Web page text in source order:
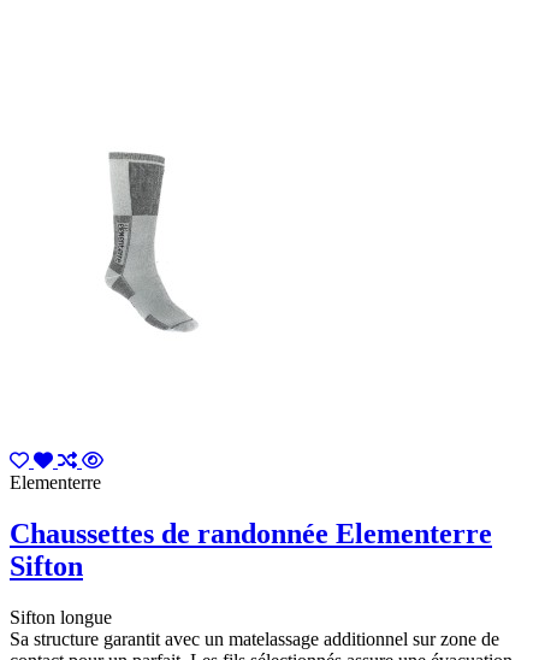
Elementerre
Chaussettes de randonnée Elementerre
Sifton
Sifton longue
Sa structure garantit avec un matelassage additionnel sur zone de